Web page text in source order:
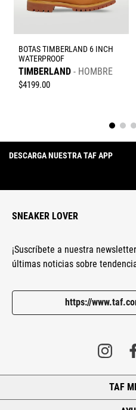
Enviar comentario
BOTAS TIMBERLAND 6 INCH
WATERPROOF
TIMBERLAND HOMBRE
$4199.00
DESCARGA NUESTRA TAF APP
SNEAKER LOVER
¡Suscríbete a nuestra
últimas noticias sobre
https://
TAF